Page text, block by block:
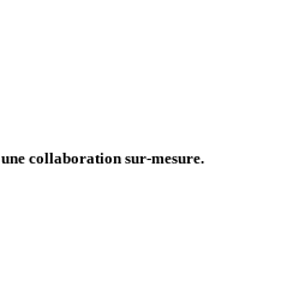
une collaboration sur-mesure.